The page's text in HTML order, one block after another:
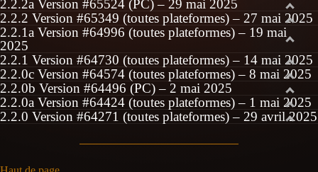
2.2.2a Version #65524 (PC) – 29 mai 2025
2.2.2 Version #65349 (toutes plateformes) – 27 mai 2025
2.2.1a Version #64996 (toutes plateformes) – 19 mai
2025
2.2.1 Version #64730 (toutes plateformes) – 14 mai 2025
2.2.0c Version #64574 (toutes plateformes) – 8 mai 2025
2.2.0b Version #64496 (PC) – 2 mai 2025
2.2.0a Version #64424 (toutes plateformes) – 1 mai 2025
2.2.0 Version #64271 (toutes plateformes) – 29 avril 2025